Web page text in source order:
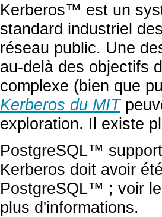
Kerberos™ est un
standard industriel
réseau public. Une
au-delà des objectifs
complexe (bien que
Kerberos du MIT
exploration. Il existe
PostgreSQL™
Kerberos doit avoir
PostgreSQL™ ; voir
plus d'informations.